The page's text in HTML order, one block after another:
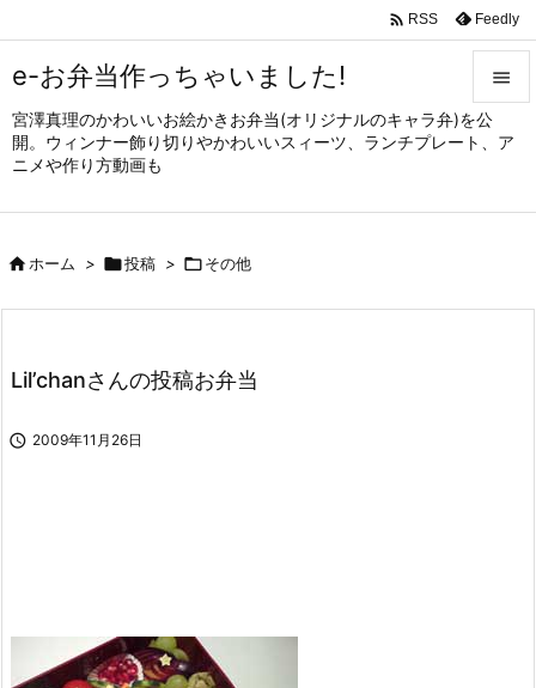
e-お弁当作っちゃいました!
宮澤真理のかわいいお絵かきお弁当(オリジナルのキャラ弁)を公
開。ウィンナー飾り切りやかわいいスィーツ、ランチプレート、ア
ニメや作り方動画も


メニュ
サイド

 RSS Feedly
ホーム > 投稿 > その他
Lil’chanさんの投稿お弁当
 2009年11月26日